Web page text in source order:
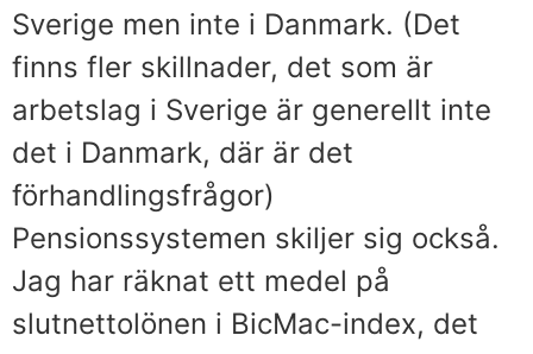
Sverige men inte i Danmark. (Det
finns fler skillnader, det som är
arbetslag i Sverige är generellt inte
det i Danmark, där är det
förhandlingsfrågor)
Pensionssystemen skiljer sig också.
Jag har räknat ett medel på
slutnettolönen i BicMac-index, det